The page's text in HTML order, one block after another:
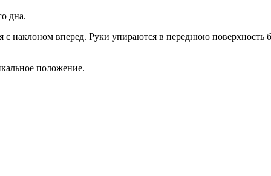
дна.
наклоном вперед. Руки упираются в переднюю поверхность
положение.